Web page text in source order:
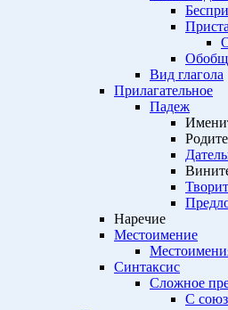
Вид глагола
Прилагательное
Падеж
Наречие
Местоимение
Синтаксис
Сложное
С